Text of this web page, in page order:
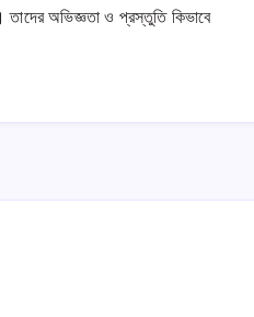
তাদের অভিজ্ঞতা ও প্রস্তুতি কিভাবে